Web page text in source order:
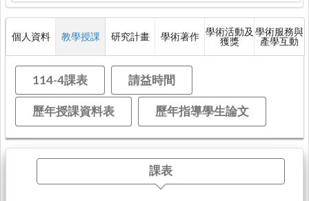
個人資料 教學授課 研究計畫 學術著作 學術活動及
獲獎
學術服務與
產學互動
114-4課表 請益時間
歷年授課資料表 歷年指導學生論文
課表